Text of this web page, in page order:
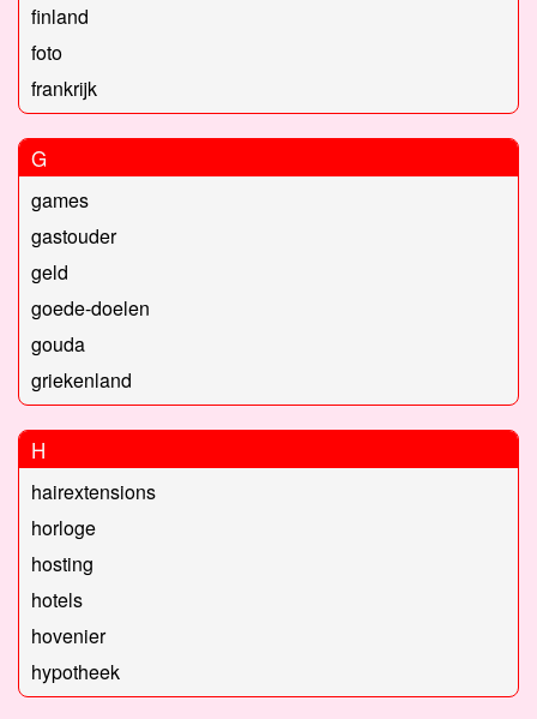
finland
foto
frankrijk
G
games
gastouder
geld
goede-doelen
gouda
griekenland
H
hairextensions
horloge
hosting
hotels
hovenier
hypotheek